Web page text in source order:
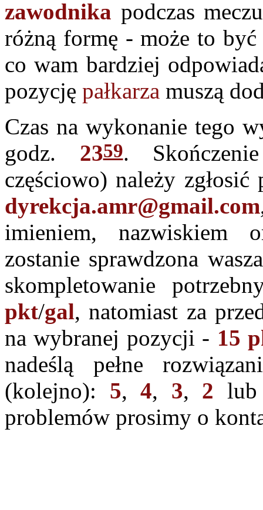
zawodnika podczas
różną formę - może to
co wam bardziej
pozycję pałkarza muszą
Czas na wykonanie tego
godz. 2359.
częściowo) należy zgłosić
dyrekcja.amr@gmail.com
imieniem, nazwiskiem
zostanie sprawdzona
skompletowanie
pkt/gal, natomiast za
na wybranej pozycji - 15
nadeślą pełne
(kolejno): 5,4, 3, 2
problemów prosimy o